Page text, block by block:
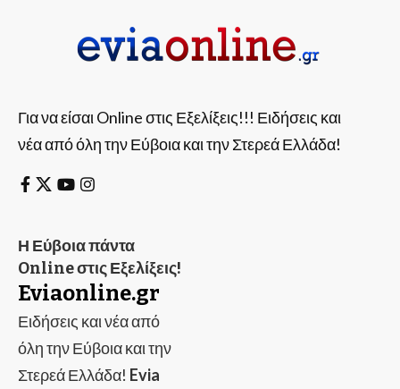
Για να είσαι Online στις Εξελίξεις!!! Ειδήσεις και
νέα από όλη την Εύβοια και την Στερεά Ελλάδα!
Η Εύβοια πάντα
Online στις Εξελίξεις!
Eviaonline.gr
Ειδήσεις και νέα από
όλη την Εύβοια και την
Στερεά Ελλάδα! Evia